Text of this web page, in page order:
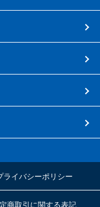
ライバシーポリシー
商取引に関する表記